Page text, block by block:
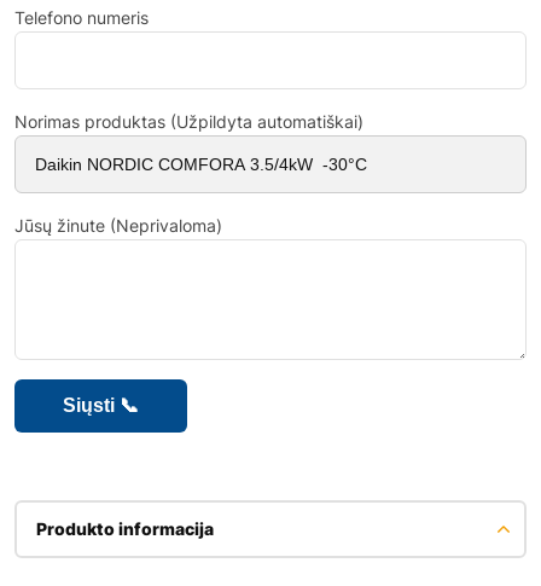
Telefono numeris
Norimas produktas (Užpildyta automatiškai)
Jūsų žinute (Neprivaloma)
Produkto informacija